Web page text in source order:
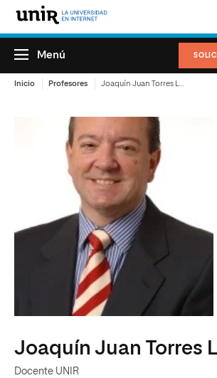
Menú
Inicio Profesores
Joaquín Juan Torres
Docente UNIR